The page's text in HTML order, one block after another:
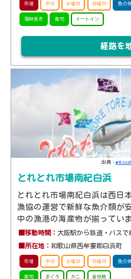
市場 平日 土曜日 日曜日 魚介
海鮮焼き 寿司 イートイン
経路を
出典：
とれとれ市場南紀白浜
とれとれ市場南紀白浜は西日
漁協の運営で新鮮な魚介類が
中の漁港の海産物が揃っていま
■移動時間： 大阪駅から鉄道・バスで
■所在地： 和歌山県西牟婁郡白浜町
市場 平日 土曜日 日曜日 魚介
寿司 まぐろ カニ 金目鯛